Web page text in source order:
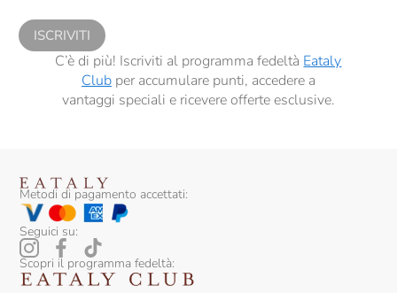
ISCRIVITI
C’è di più! Iscriviti al programma fedeltà Eataly
Clubper accumulare punti, accedere a
vantaggi speciali e ricevere offerte esclusive.
Metodi di pagamento accettati:
Seguici su:
Scopri il programma fedeltà: